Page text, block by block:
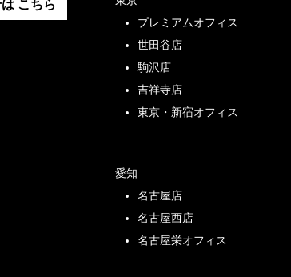
こちら
プレミアムオフィス
世田谷店
駒沢店
吉祥寺店
東京・新宿オフィス
愛知
名古屋店
名古屋西店
名古屋栄オフィス